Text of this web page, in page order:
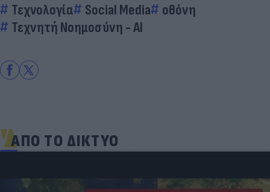
Τεχνολογία Social Media
οθόνη
Τεχνητή Νοημοσύνη - AI
ΑΠΟ ΤΟ ΔΙΚΤΥΟ